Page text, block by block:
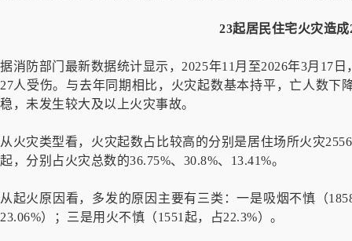
23起居民住宅火灾造
据消防部门最新数据统计显示，2025年11月至2026年3月17
27人受伤。与去年同期相比，火灾起数基本持平，亡人数下
稳，未发生较大及以上火灾事故。
从火灾类型看，火灾起数占比较高的分别是居住场所火灾
起，分别占火灾总数的36.75%、30.8%、13.41%。
从起火原因看，多发的原因主要有三类：一是吸烟不慎（
23.06%）；三是用火不慎（1551起，占22.3%）。